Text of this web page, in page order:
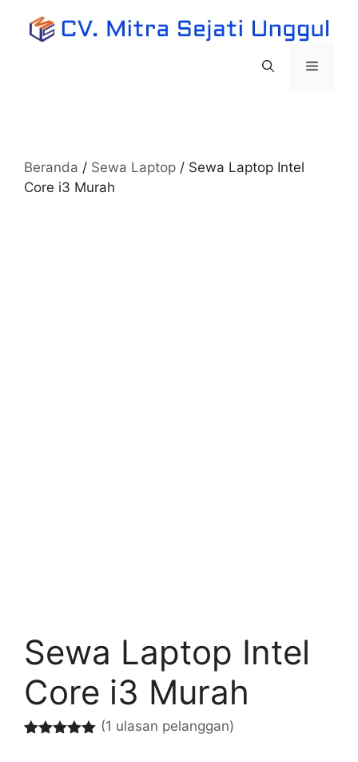
Menu
Beranda / Sewa Laptop / Sewa Laptop Intel
Core i3 Murah
Sewa Laptop Intel
Core i3 Murah
(1 ulasan pelanggan)